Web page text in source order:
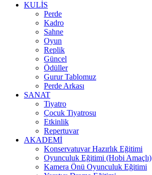
KULİS
Perde
Kadro
Sahne
Oyun
Replik
Güncel
Ödüller
Gurur Tablomuz
Perde Arkası
SANAT
Tiyatro
Çocuk Tiyatrosu
Etkinlik
Repertuvar
AKADEMİ
Konservatuvar Hazırlık Eğitimi
Oyunculuk Eğitimi (Hobi Amaçlı)
Kamera Önü Oyunculuk Eğitimi